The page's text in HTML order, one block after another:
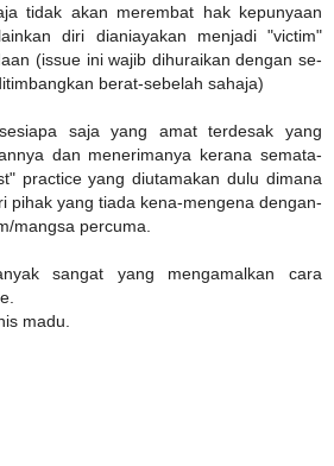
tidak akan merembat hak kepunyaan
diri dianiayakan menjadi "victim"
(issue ini wajib dihuraikan dengan se-
berat-sebelah sahaja)
saja yang amat terdesak yang
dan menerimanya kerana semata-
practice yang diutamakan dulu dimana
pihak yang tiada kena-mengena dengan-
mangsa percuma.
sangat yang mengamalkan cara
madu.